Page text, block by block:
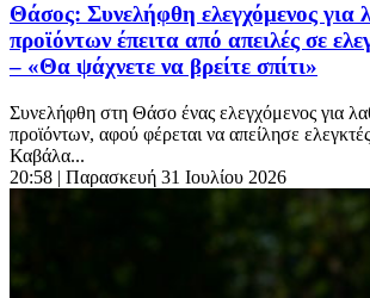
Θάσος: Συνελήφθη ελεγχόμενος για
προϊόντων έπειτα από απειλές σε
– «Θα ψάχνετε να βρείτε σπίτι»
Συνελήφθη στη Θάσο ένας ελεγχόμενος για
προϊόντων, αφού φέρεται να απείλησε
Καβάλα...
20:58 | Παρασκευή 31 Ιουλίου 2026